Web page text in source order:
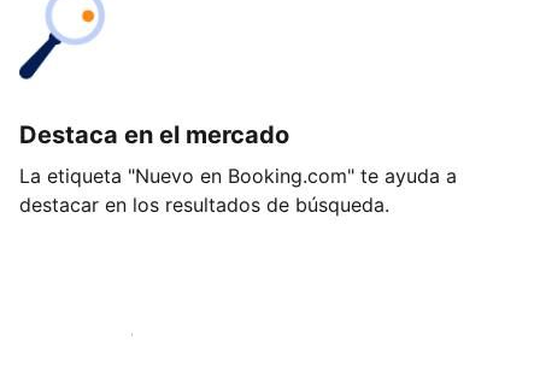
Destaca en el mercado
La etiqueta "Nuevo en Booking.com" te ayuda a
destacar en los resultados de búsqueda.
Empieza hoy mismo